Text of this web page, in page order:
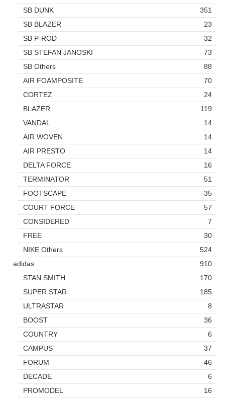
SB DUNK
351
SB BLAZER
23
SB P-ROD
32
SB STEFAN JANOSKI
73
SB Others
88
AIR FOAMPOSITE
70
CORTEZ
24
BLAZER
119
VANDAL
14
AIR WOVEN
14
AIR PRESTO
14
DELTA FORCE
16
TERMINATOR
51
FOOTSCAPE
35
COURT FORCE
57
CONSIDERED
7
FREE
30
NIKE Others
524
adidas
910
STAN SMITH
170
SUPER STAR
185
ULTRASTAR
8
BOOST
36
COUNTRY
6
CAMPUS
37
FORUM
46
DECADE
6
PROMODEL
16